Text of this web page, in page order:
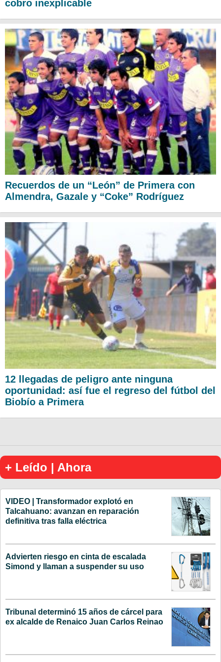
cobro inexplicable
Recuerdos de un “León” de Primera con
Almendra, Gazale y “Coke” Rodríguez
12 llegadas de peligro ante ninguna
oportunidad: así fue el regreso del fútbol del
Biobío a Primera
+ Leído | Ahora
VIDEO | Transformador explotó en
Talcahuano: avanzan en reparación
definitiva tras falla eléctrica
Advierten riesgo en cinta de escalada
Simond y llaman a suspender su uso
Tribunal determinó 15 años de cárcel para
ex alcalde de Renaico Juan Carlos Reinao